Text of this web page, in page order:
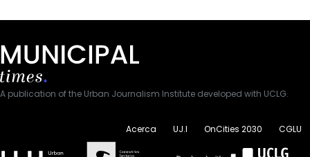
A publication of the Urban Journalism Institute developed with UCLG.
Acerca UJ.I OnCities 2030 CGLU